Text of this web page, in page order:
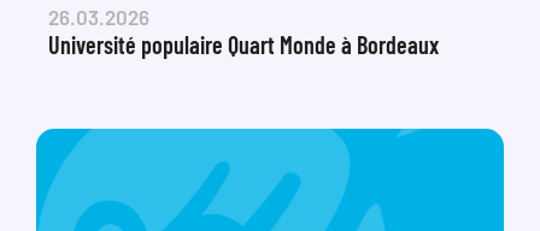
26.03.2026
Université populaire Quart Monde à Bordeaux